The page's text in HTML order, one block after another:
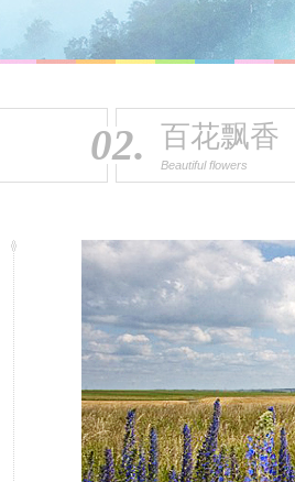
02. 百花飘香
Beautiful flowers